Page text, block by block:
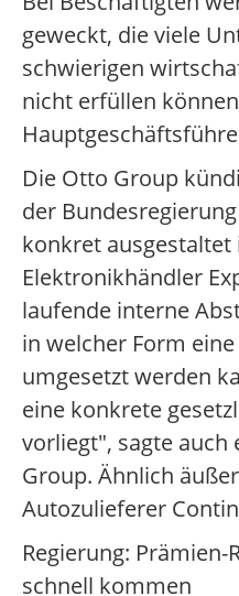
geweckt, die viele
schwierigen
nicht erfüllen
Die Otto Group
der
konkret ausgestaltet
Elektronikhändler
laufende interne
in welcher Form
umgesetzt werden
eine konkrete
vorliegt", sagte auch
Group. Ähnlich
Autozulieferer
Regierung:
schnell kommen